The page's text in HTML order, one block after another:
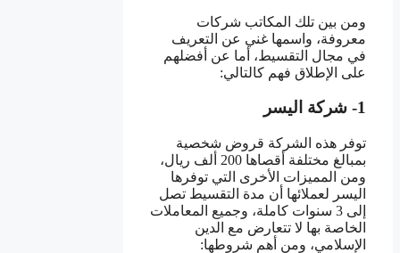
ومن بين تلك المكاتب شركات
معروفة، واسمها غني عن التعريف
في مجال التقسيط، أما عن أفضلهم
على الإطلاق فهم كالتالي:
1- شركة اليسر
توفر هذه الشركة قروض شخصية
بمبالغ مختلفة أقصاها 200 ألف ريال،
ومن المميزات الأخرى التي توفرها
اليسر لعملائها أن مدة التقسيط تصل
إلى 3 سنوات كاملة، وجميع المعاملات
الخاصة بها لا تتعارض مع الدين
الإسلامي، ومن أهم شروطها: